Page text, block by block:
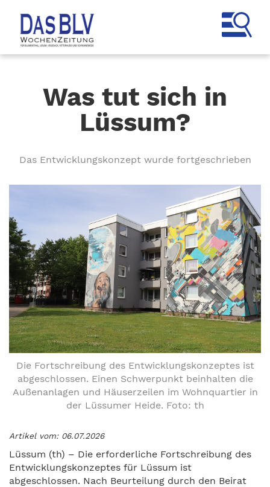
Was tut sich in
Lüssum?
Das Entwicklungskonzept wurde fortgeschrieben
Die Fortschreibung des Entwicklungskonzeptes ist
abgeschlossen. Einen Schwerpunkt beinhalten die
Außenanlagen und Häuserzeilen im Wohnquartier in
der Lüssumer Heide. Foto: th
Artikel vom: 06.07.2026
Lüssum (th) – Die erforderliche Fortschreibung des
Entwicklungskonzeptes für Lüssum ist
abgeschlossen. Nach Beurteilung durch den Beirat